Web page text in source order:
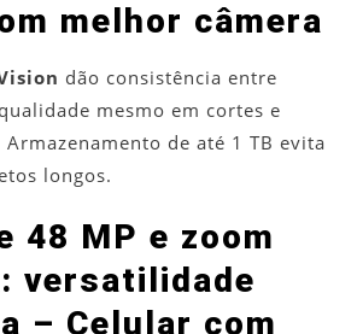
melhor câmera
dão consistência entre
mesmo em cortes e
de até 1 TB evita
longos.
48 MP e zoom
versatilidade
– Celular com